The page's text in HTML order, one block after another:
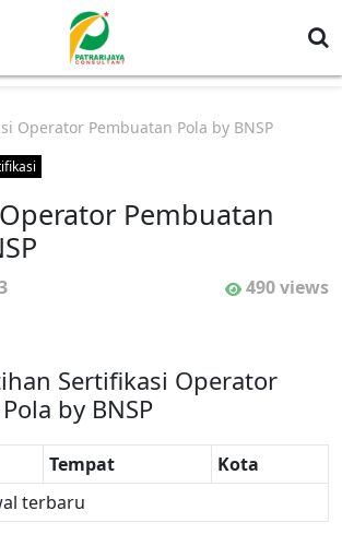
Operator Pembuatan Pola by BNSP
Pembuatan
490 views
Sertifikasi Operator
by BNSP
Tempat
Kota
terbaru